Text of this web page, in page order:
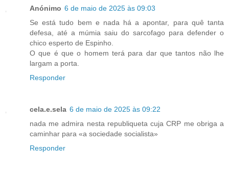
Anónimo 6 de maio de 2025 às 09:03
Se está tudo bem e nada há a apontar, para quê tanta
defesa, até a múmia saiu do sarcofago para defender o
chico esperto de Espinho.
O que é que o homem terá para dar que tantos não lhe
largam a porta.
Responder
cela.e.sela 6 de maio de 2025 às 09:22
nada me admira nesta republiqueta cuja CRP me obriga a
caminhar para «a sociedade socialista»
Responder